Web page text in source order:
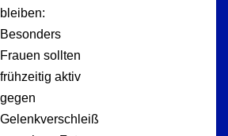
bleiben:
Besonders
Frauen sollten
frühzeitig aktiv
gegen
Gelenkverschleiß